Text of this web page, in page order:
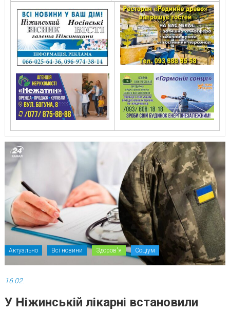
Актуально Всі новини Здоров'я Соціум
16.02.
У Ніжинській лікарні встановили